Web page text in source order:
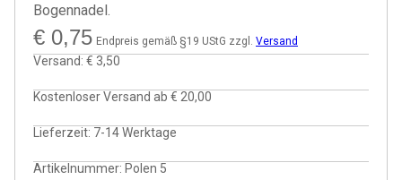
Bogennadel.
€ 0,75 Endpreis gemäß §19 UStG zzgl. Versand
Versand: € 3,50
Kostenloser Versand ab € 20,00
Lieferzeit: 7-14 Werktage
Artikelnummer: Polen 5